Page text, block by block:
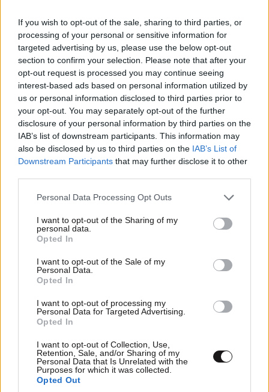
If you wish to opt-out of the sale, sharing to third parties, or
processing of your personal or sensitive information for
targeted advertising by us, please use the below opt-out
section to confirm your selection. Please note that after your
opt-out request is processed you may continue seeing
interest-based ads based on personal information utilized by
us or personal information disclosed to third parties prior to
your opt-out. You may separately opt-out of the further
disclosure of your personal information by third parties on the
IAB’s list of downstream participants. This information may
also be disclosed by us to third parties on the IAB’s List of
Downstream Participants that may further disclose it to other
Please note that this website/app uses one or more Google
not limited to your visit or usage behaviour. You may click to
grant or deny consent to Google and its third-party tags to
use your data for below specified purposes in below Google
consent section.
Personal Data Processing Opt Outs
I want to opt-out of the Sharing of my
personal data.
Opted In
I want to opt-out of the Sale of my
Personal Data.
Opted In
I want to opt-out of processing my
Personal Data for Targeted Advertising.
Opted In
I want to opt-out of Collection, Use,
Retention, Sale, and/or Sharing of my
Personal Data that Is Unrelated with the
Purposes for which it was collected.
Opted Out
ΠΡΟΣΘΕΣΤΕ ΤΟ ΣΧΟΛΙΟ ΣΑΣ
Xαρακτήρες: 0/1000
TRENDING